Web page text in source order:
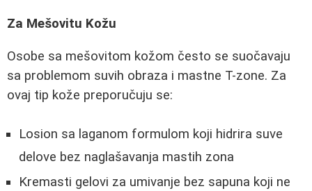
Za Mešovitu Kožu
Osobe sa mešovitom kožom često se suočavaju
sa problemom suvih obraza i mastne T-zone. Za
ovaj tip kože preporučuju se:
Losion sa laganom formulom koji hidrira suve
delove bez naglašavanja mastih zona
Kremasti gelovi za umivanje bez sapuna koji ne